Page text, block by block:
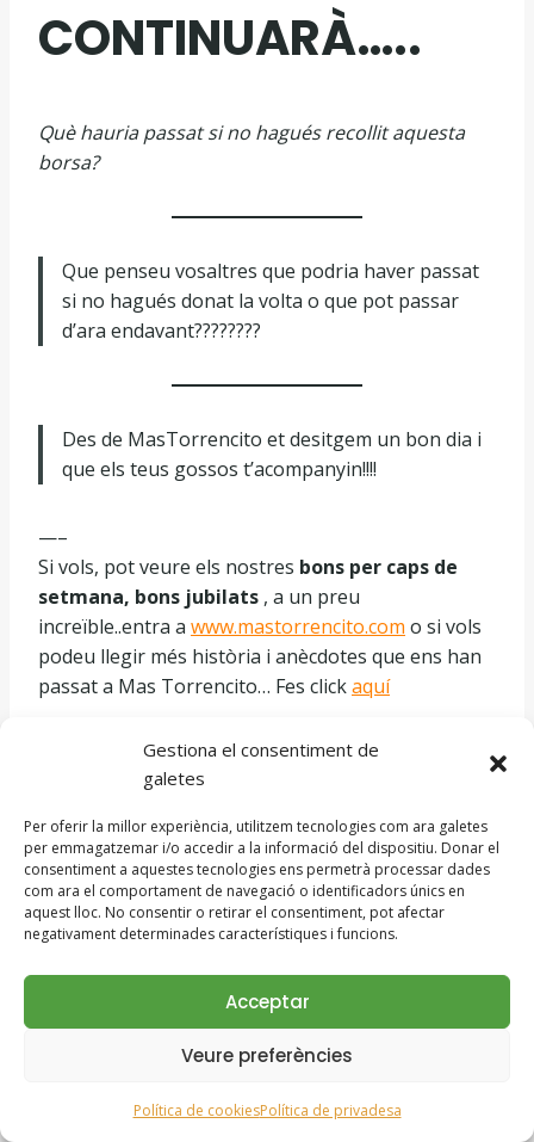
Gestiona el consentiment de
galetes
Per oferir la millor experiència, utilitzem tecnologies com ara galetes
per emmagatzemar i/o accedir a la informació del dispositiu. Donar el
consentiment a aquestes tecnologies ens permetrà processar dades
com ara el comportament de navegació o identificadors únics en
aquest lloc. No consentir o retirar el consentiment, pot afectar
negativament determinades característiques i funcions.
Acceptar
Veure preferències
Política de cookiesPolítica de privadesa
CONTINUARÀ…..
Què hauria passat si no hagués recollit aquesta
borsa?
Que penseu vosaltres que podria haver passat
si no hagués donat la volta o que pot passar
d’ara endavant????????
Des de MasTorrencito et desitgem un bon dia i
que els teus gossos t’acompanyin!!!!
—–
Si vols, pot veure els nostres bons per caps de
setmana, bons jubilats , a un preu
increïble..entra a www.mastorrencito.com o si vols
podeu llegir més història i anècdotes que ens han
passat a Mas Torrencito… Fes clickaquí
COMPARTIR
Facebook WhatsApp Twitter
Email
MasTorrencito
Lucky, el cadell que va
trobar casa seva a
Mastorrencito